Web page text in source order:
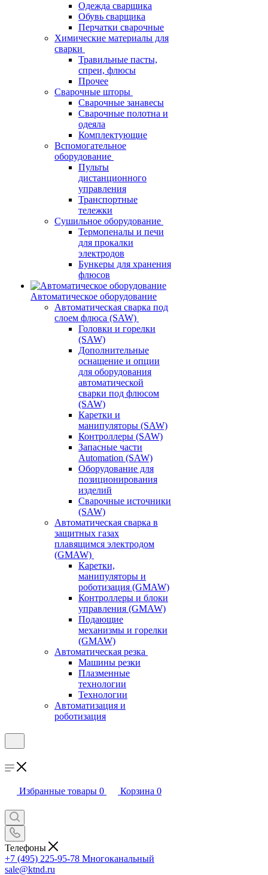
Одежда сварщика
Обувь сварщика
Перчатки сварочные
Химические материалы для
сварки
Травильные пасты,
спреи, флюсы
Прочее
Сварочные шторы
Сварочные занавесы
Сварочные полотна и
одеяла
Комплектующие
Вспомогательное
оборудование
Пульты
дистанционного
управления
Транспортные
тележки
Сушильное оборудование
Термопеналы и печи
для прокалки
электродов
Бункеры для хранения
флюсов
Автоматическое оборудование
Автоматическая сварка под
слоем флюса (SAW)
Головки и горелки
(SAW)
Дополнительные
оснащение и опции
для оборудования
автоматической
сварки под флюсом
(SAW)
Каретки и
манипуляторы (SAW)
Контроллеры (SAW)
Запасные части
Automation (SAW)
Оборудование для
позиционирования
изделий
Сварочные источники
(SAW)
Автоматическая сварка в
защитных газах
плавящимся электродом
(GMAW)
Каретки,
манипуляторы и
роботизация (GMAW)
Контроллеры и блоки
управления (GMAW)
Подающие
механизмы и горелки
(GMAW)
Автоматическая резка
Машины резки
Плазменные
технологии
Технологии
Автоматизация и
роботизация
Избранные товары 0 Корзина 0
Телефоны
+7 (495) 225-95-78 Многоканальный
sale@ktnd.ru